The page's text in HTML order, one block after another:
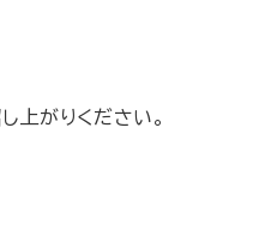
上がりください。